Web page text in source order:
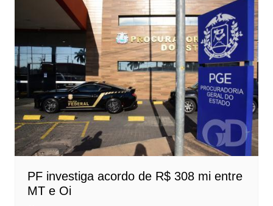
PF investiga acordo de R$ 308 mi entre
MT e Oi